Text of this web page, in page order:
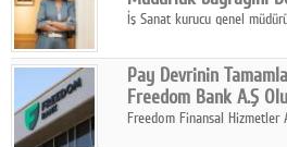
İş Sanat kurucu genel
Pay Devrinin
Freedom Bank A.Ş
Freedom Finansal Hizmetler